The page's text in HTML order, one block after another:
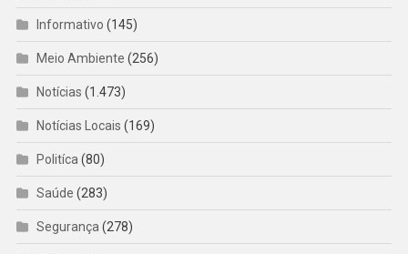
Informativo (145)
Meio Ambiente (256)
Notícias (1.473)
Notícias Locais (169)
Politíca(80)
Saúde (283)
Segurança(278)